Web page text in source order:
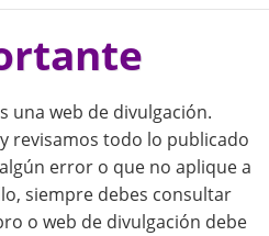
una web de divulgación.
revisamos todo lo publicado
error o que no aplique a
siempre debes consultar
o web de divulgación debe